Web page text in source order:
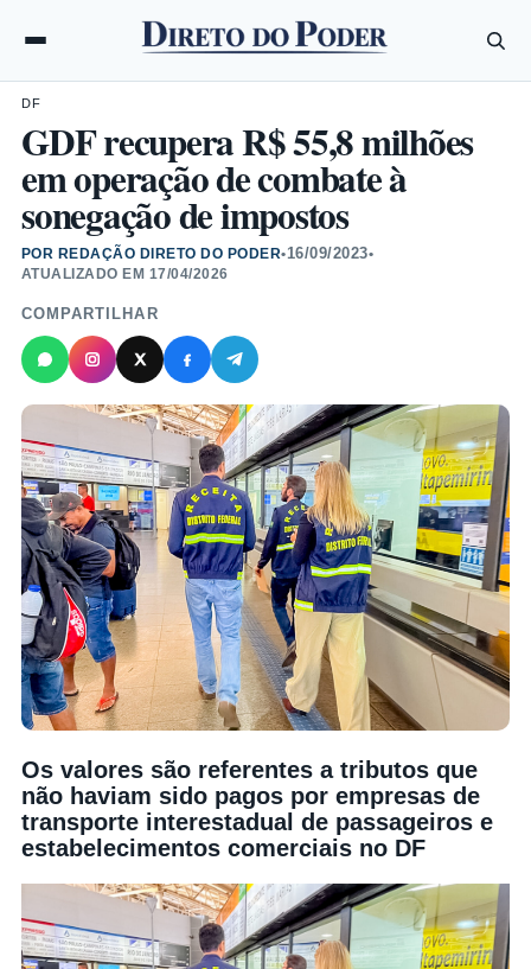
DF
GDF recupera R$ 55,8 milhões
em operação de combate à
sonegação de impostos
POR REDAÇÃO DIRETO DO PODER•16/09/2023•
ATUALIZADO EM 17/04/2026
COMPARTILHAR
Os valores são referentes a tributos que
não haviam sido pagos por empresas de
transporte interestadual de passageiros e
estabelecimentos comerciais no DF